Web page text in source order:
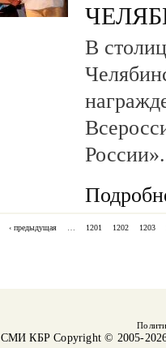
В
России».
‹ предыдущая … 1201 1202 1203
СМИ КБРCopyright © 2005-